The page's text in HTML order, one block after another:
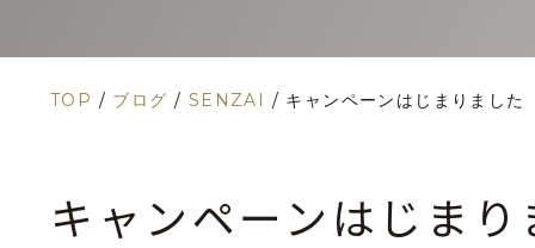
TOP / ブログ / SENZAI / キャンペーンはじまりました
キャンペーンはじま